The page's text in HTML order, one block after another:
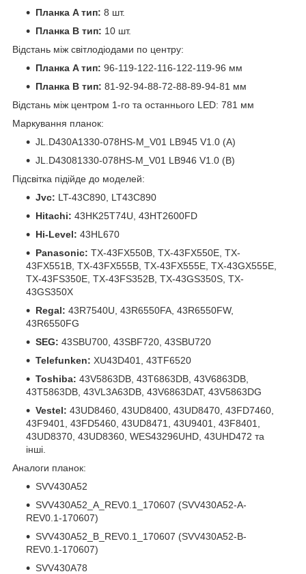
Планка A тип: 8 шт.
Планка B тип: 10 шт.
Відстань між світлодіодами по центру:
Планка A тип: 96-119-122-116-122-119-96 мм
Планка B тип: 81-92-94-88-72-88-89-94-81 мм
Відстань між центром 1-го та останнього LED: 781 мм
Маркування планок:
JL.D430A1330-078HS-M_V01 LB945 V1.0 (A)
JL.D43081330-078HS-M_V01 LB946 V1.0 (B)
Підсвітка підійде до моделей:
Jvc: LT-43C890, LT43C890
Hitachi: 43HK25T74U, 43HT2600FD
Hi-Level: 43HL670
Panasonic: TX-43FX550B, TX-43FX550E, TX-
43FX551B, TX-43FX555B, TX-43FX555E, TX-43GX555E,
TX-43FS350E, TX-43FS352B, TX-43GS350S, TX-
43GS350X
Regal: 43R7540U, 43R6550FA, 43R6550FW,
43R6550FG
SEG: 43SBU700, 43SBF720, 43SBU720
Telefunken: XU43D401, 43TF6520
Toshiba: 43V5863DB, 43T6863DB, 43V6863DB,
43T5863DB, 43VL3A63DB, 43V6863DAT, 43V5863DG
Vestel: 43UD8460, 43UD8400, 43UD8470, 43FD7460,
43F9401, 43FD5460, 43UD8471, 43U9401, 43F8401,
43UD8370, 43UD8360, WES43296UHD, 43UHD472 та
інші.
Аналоги планок:
SVV430A52
SVV430A52_A_REV0.1_170607 (SVV430A52-A-
REV0.1-170607)
SVV430A52_B_REV0.1_170607 (SVV430A52-B-
REV0.1-170607)
SVV430A78